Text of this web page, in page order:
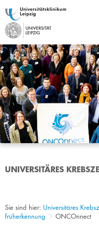
UNIVERSITÄRES
Sie sind hier: Universitäres
früherkennung
ONCOnnect